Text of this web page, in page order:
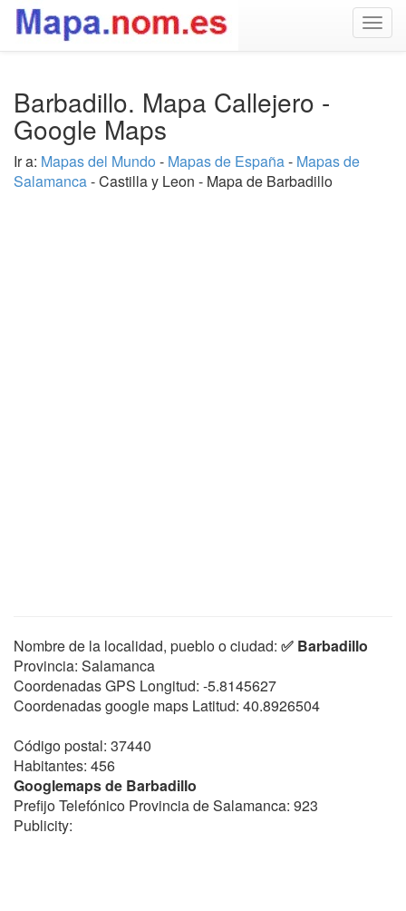
Barbadillo. Mapa Callejero -
Google Maps
Ir a: Mapas del Mundo - Mapas de España- Mapas de
Salamanca- Castilla y Leon - Mapa de Barbadillo
Nombre de la localidad, pueblo o ciudad: ✅ Barbadillo
Provincia: Salamanca
Coordenadas GPS Longitud: -5.8145627
Coordenadas google maps Latitud: 40.8926504
Código postal: 37440
Habitantes: 456
Googlemaps de Barbadillo
Prefijo Telefónico Provincia de Salamanca: 923
Publicity: